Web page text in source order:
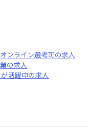
オンライン選考可の求人
の求人
活躍中の求人